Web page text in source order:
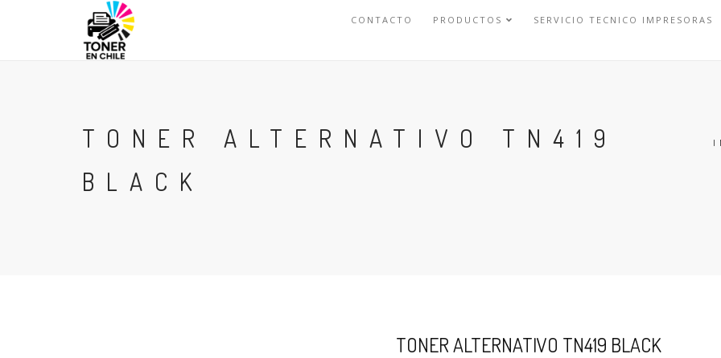
CONTACTO PRODUCTOS SERVICIO TECNICO IMPRESORAS
TONER ALTERNATIVO TN419
BLACK
TONER ALTERNATIVO TN419 BLACK